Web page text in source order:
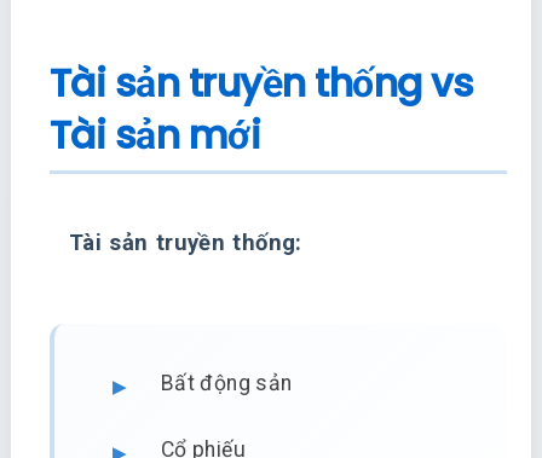
Tài sản truyền thống vs
Tài sản mới
Tài sản truyền thống:
Bất động sản
Cổ phiếu